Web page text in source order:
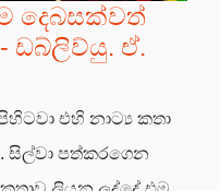
දෙබසක්වත්
ඩබ්ලිව්යු. ඒ.
එහි නාට්‍ය කතා
සිල්වා පත්කරගෙන